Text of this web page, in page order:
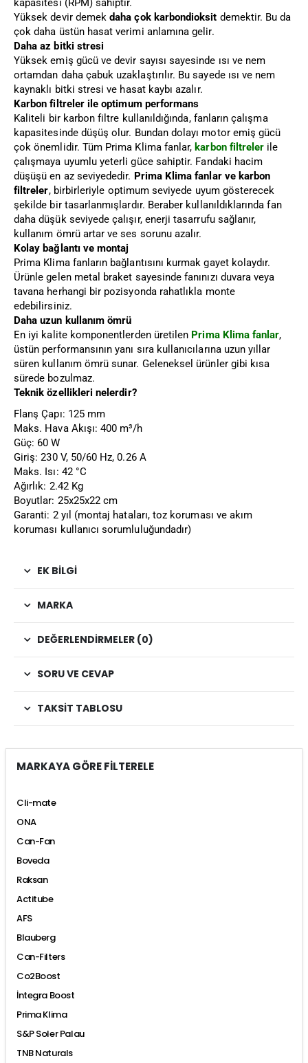
kapasitesi (RPM) sahiptir.
Yüksek devir demekdaha çok karbondioksit demektir. Bu da
çok daha üstün hasat verimi anlamına gelir.
Daha az bitki stresi
Yüksek emiş gücü ve devir sayısı sayesinde ısı ve nem
ortamdan daha çabuk uzaklaştırılır. Bu sayede ısı ve nem
kaynaklı bitki stresi ve hasat kaybı azalır.
Karbon filtreler ile optimum performans
Kaliteli bir karbon filtre kullanıldığında, fanların çalışma
kapasitesinde düşüş olur. Bundan dolayı motor emiş gücü
çok önemlidir. Tüm Prima Klima fanlar, karbon filtreler ile
çalışmaya uyumlu yeterli güce sahiptir. Fandaki hacim
düşüşü en az seviyededir. Prima Klima fanlar ve karbon
filtreler, birbirleriyle optimum seviyede uyum gösterecek
şekilde bir tasarlanmışlardır. Beraber kullanıldıklarında fan
daha düşük seviyede çalışır, enerji tasarrufu sağlanır,
kullanım ömrü artar ve ses sorunu azalır.
Kolay bağlantı ve montaj
Prima Klima fanların bağlantısını kurmak gayet kolaydır.
Ürünle gelen metal braket sayesinde fanınızı duvara veya
tavana herhangi bir pozisyonda rahatlıkla monte
edebilirsiniz.
Daha uzun kullanım ömrü
En iyi kalite komponentlerden üretilen Prima Klima fanlar,
üstün performansının yanı sıra kullanıcılarına uzun yıllar
süren kullanım ömrü sunar. Geleneksel ürünler gibi kısa
sürede bozulmaz.
Teknik özellikleri nelerdir?
Flanş Çapı: 125 mm
Maks. Hava Akışı: 400 m³/h
Güç: 60 W
Giriş: 230 V, 50/60 Hz, 0.26 A
Maks. Isı: 42 °C
Ağırlık: 2.42 Kg
Boyutlar: 25x25x22 cm
Garanti: 2 yıl (montaj hataları, toz koruması ve akım
koruması kullanıcı sorumluluğundadır)
EK BILGI
MARKA
DEĞERLENDIRMELER (0)
SORU VE CEVAP
TAKSIT TABLOSU
MARKAYA GÖRE FİLTERELE
Cli-mate
ONA
Can-Fan
Boveda
Raksan
Actitube
AFS
Blauberg
Can-Filters
Co2Boost
İntegra Boost
Prima Klima
S&P Soler Palau
TNB Naturals